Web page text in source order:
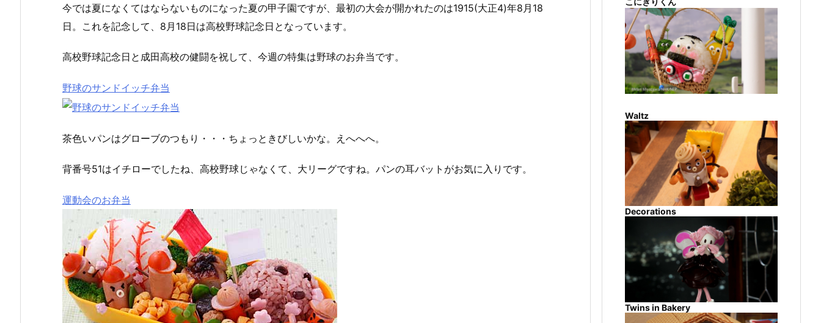
今では夏になくてはならないものになった夏の甲子園ですが、最初の大会が開かれたのは1915(大正4)年8月18
日。これを記念して、8月18日は高校野球記念日となっています。
高校野球記念日と成田高校の健闘を祝して、今週の特集は野球のお弁当です。
野球のサンドイッチ弁当
茶色いパンはグローブのつもり・・・ちょっときびしいかな。えへへへ。
背番号51はイチローでしたね、高校野球じゃなくて、大リーグですね。パンの耳バットがお気に入りです。
運動会のお弁当
Waltz
Decorations
Twins in Bakery